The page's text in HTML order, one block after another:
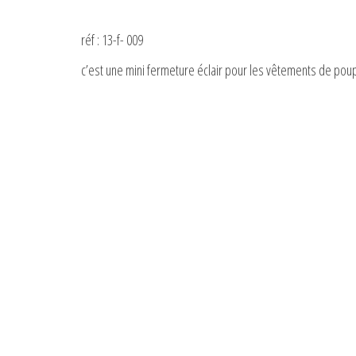
réf : 13-f- 009
c’est une mini fermeture éclair pour les vêtements de